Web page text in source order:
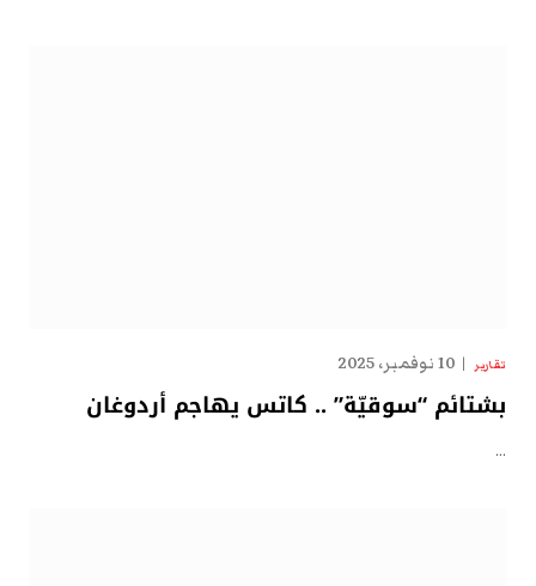
تقارير 10 نوفمبر، 2025
بشتائم “سوقيّة” .. كاتس يهاجم أردوغان
…